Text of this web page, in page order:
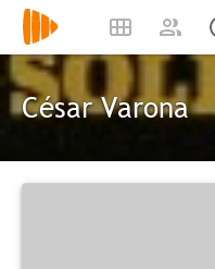
César Varona